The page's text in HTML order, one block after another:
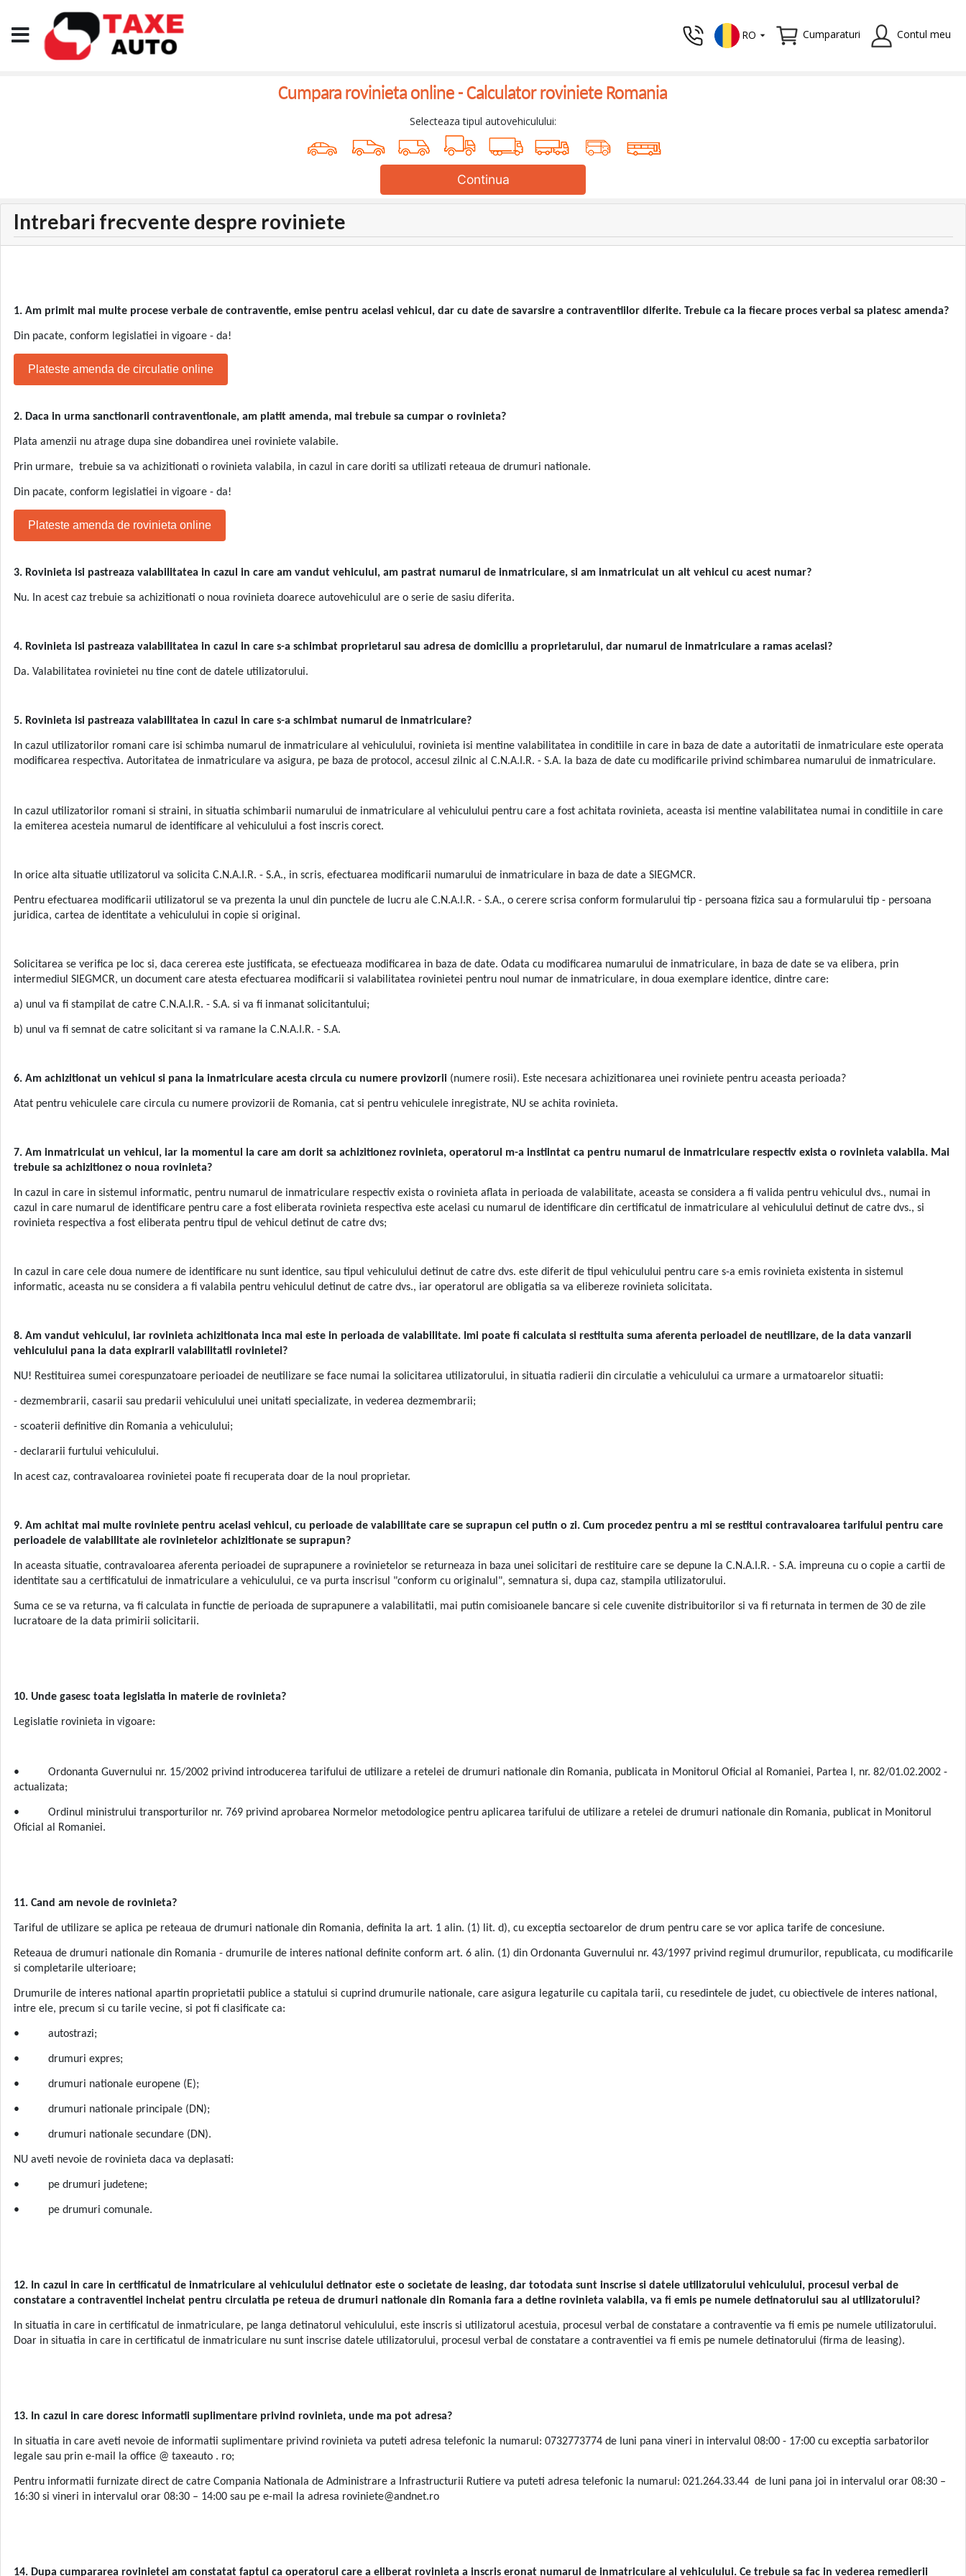
RO Cumparaturi Contul meu
Cumpara rovinieta online -Calculator roviniete Romania
Selecteaza tipul autovehiculului:
Continua
Intrebari frecvente despre roviniete
1. Am primit mai multe procese verbale de contraventie, emise pentru acelasi vehicul, dar cu date de savarsire a contraventiilor diferite. Trebuie ca la fiecare proces verbal sa platesc amenda?
Din pacate, conform legislatiei in vigoare - da!
Plateste amenda de circulatie online
2. Daca in urma sanctionarii contraventionale, am platit amenda, mai trebuie sa cumpar o rovinieta?
Plata amenzii nu atrage dupa sine dobandirea unei roviniete valabile.
Prin urmare, trebuie sa va achizitionati o rovinieta valabila, in cazul in care doriti sa utilizati reteaua de drumuri nationale.
Din pacate, conform legislatiei in vigoare - da!
Plateste amenda de rovinieta online
3. Rovinieta isi pastreaza valabilitatea in cazul in care am vandut vehiculul, am pastrat numarul de inmatriculare, si am inmatriculat un alt vehicul cu acest numar?
Nu. In acest caz trebuie sa achizitionati o noua rovinieta doarece autovehiculul are o serie de sasiu diferita.
4. Rovinieta isi pastreaza valabilitatea in cazul in care s-a schimbat proprietarul sau adresa de domiciliu a proprietarului, dar numarul de inmatriculare a ramas acelasi?
Da. Valabilitatea rovinietei nu tine cont de datele utilizatorului.
5. Rovinieta isi pastreaza valabilitatea in cazul in care s-a schimbat numarul de inmatriculare?
In cazul utilizatorilor romani care isi schimba numarul de inmatriculare al vehiculului, rovinieta isi mentine valabilitatea in conditiile in care in baza de date a autoritatii de inmatriculare este operata
modificarea respectiva. Autoritatea de inmatriculare va asigura, pe baza de protocol, accesul zilnic al C.N.A.I.R. - S.A. la baza de date cu modificarile privind schimbarea numarului de inmatriculare.
In cazul utilizatorilor romani si straini, in situatia schimbarii numarului de inmatriculare al vehiculului pentru care a fost achitata rovinieta, aceasta isi mentine valabilitatea numai in conditiile in care
la emiterea acesteia numarul de identificare al vehiculului a fost inscris corect.
In orice alta situatie utilizatorul va solicita C.N.A.I.R. - S.A., in scris, efectuarea modificarii numarului de inmatriculare in baza de date a SIEGMCR.
Pentru efectuarea modificarii utilizatorul se va prezenta la unul din punctele de lucru ale C.N.A.I.R. - S.A., o cerere scrisa conform formularului tip - persoana fizica sau a formularului tip - persoana
juridica, cartea de identitate a vehiculului in copie si original.
Solicitarea se verifica pe loc si, daca cererea este justificata, se efectueaza modificarea in baza de date. Odata cu modificarea numarului de inmatriculare, in baza de date se va elibera, prin
intermediul SIEGMCR, un document care atesta efectuarea modificarii si valabilitatea rovinietei pentru noul numar de inmatriculare, in doua exemplare identice, dintre care:
a) unul va fi stampilat de catre C.N.A.I.R. - S.A. si va fi inmanat solicitantului;
b) unul va fi semnat de catre solicitant si va ramane la C.N.A.I.R. - S.A.
6. Am achizitionat un vehicul si pana la inmatriculare acesta circula cu numere provizorii(numere rosii). Este necesara achizitionarea unei roviniete pentru aceasta perioada?
Atat pentru vehiculele care circula cu numere provizorii de Romania, cat si pentru vehiculele inregistrate, NU se achita rovinieta.
7. Am inmatriculat un vehicul, iar la momentul la care am dorit sa achizitionez rovinieta, operatorul m-a instiintat ca pentru numarul de inmatriculare respectiv exista o rovinieta valabila. Mai
trebuie sa achizitionez o noua rovinieta?
In cazul in care in sistemul informatic, pentru numarul de inmatriculare respectiv exista o rovinieta aflata in perioada de valabilitate, aceasta se considera a fi valida pentru vehiculul dvs., numai in
cazul in care numarul de identificare pentru care a fost eliberata rovinieta respectiva este acelasi cu numarul de identificare din certificatul de inmatriculare al vehiculului detinut de catre dvs., si
rovinieta respectiva a fost eliberata pentru tipul de vehicul detinut de catre dvs;
In cazul in care cele doua numere de identificare nu sunt identice, sau tipul vehiculului detinut de catre dvs. este diferit de tipul vehiculului pentru care s-a emis rovinieta existenta in sistemul
informatic, aceasta nu se considera a fi valabila pentru vehiculul detinut de catre dvs., iar operatorul are obligatia sa va elibereze rovinieta solicitata.
8. Am vandut vehiculul, iar rovinieta achizitionata inca mai este in perioada de valabilitate. Imi poate fi calculata si restituita suma aferenta perioadei de neutilizare, de la data vanzarii
vehiculului pana la data expirarii valabilitatii rovinietei?
NU! Restituirea sumei corespunzatoare perioadei de neutilizare se face numai la solicitarea utilizatorului, in situatia radierii din circulatie a vehiculului ca urmare a urmatoarelor situatii:
- dezmembrarii, casarii sau predarii vehiculului unei unitati specializate, in vederea dezmembrarii;
- scoaterii definitive din Romania a vehiculului;
- declararii furtului vehiculului.
In acest caz, contravaloarea rovinietei poate fi recuperata doar de la noul proprietar.
9. Am achitat mai multe roviniete pentru acelasi vehicul, cu perioade de valabilitate care se suprapun cel putin o zi. Cum procedez pentru a mi se restitui contravaloarea tarifului pentru care
perioadele de valabilitate ale rovinietelor achizitionate se suprapun?
In aceasta situatie, contravaloarea aferenta perioadei de suprapunere a rovinietelor se returneaza in baza unei solicitari de restituire care se depune la C.N.A.I.R. - S.A. impreuna cu o copie a cartii de
identitate sau a certificatului de inmatriculare a vehiculului, ce va purta inscrisul "conform cu originalul", semnatura si, dupa caz, stampila utilizatorului.
Suma ce se va returna, va fi calculata in functie de perioada de suprapunere a valabilitatii, mai putin comisioanele bancare si cele cuvenite distribuitorilor si va fi returnata in termen de 30 de zile
lucratoare de la data primirii solicitarii.
10. Unde gasesc toata legislatia in materie de rovinieta?
Legislatie rovinieta in vigoare:
• Ordonanta Guvernului nr. 15/2002 privind introducerea tarifului de utilizare a retelei de drumuri nationale din Romania, publicata in Monitorul Oficial al Romaniei, Partea I, nr. 82/01.02.2002 -
actualizata;
• Ordinul ministrului transporturilor nr. 769 privind aprobarea Normelor metodologice pentru aplicarea tarifului de utilizare a retelei de drumuri nationale din Romania, publicat in Monitorul
Oficial al Romaniei.
11. Cand am nevoie de rovinieta?
Tariful de utilizare se aplica pe reteaua de drumuri nationale din Romania, definita la art. 1 alin. (1) lit. d), cu exceptia sectoarelor de drum pentru care se vor aplica tarife de concesiune.
Reteaua de drumuri nationale din Romania - drumurile de interes national definite conform art. 6 alin. (1) din Ordonanta Guvernului nr. 43/1997 privind regimul drumurilor, republicata, cu modificarile
si completarile ulterioare;
Drumurile de interes national apartin proprietatii publice a statului si cuprind drumurile nationale, care asigura legaturile cu capitala tarii, cu resedintele de judet, cu obiectivele de interes national,
intre ele, precum si cu tarile vecine, si pot fi clasificate ca:
• autostrazi;
• drumuri expres;
• drumuri nationale europene (E);
• drumuri nationale principale (DN);
• drumuri nationale secundare (DN).
NU aveti nevoie de rovinieta daca va deplasati:
• pe drumuri judetene;
• pe drumuri comunale.
12. In cazul in care in certificatul de inmatriculare al vehiculului detinator este o societate de leasing, dar totodata sunt inscrise si datele utilizatorului vehiculului, procesul verbal de
constatare a contraventiei incheiat pentru circulatia pe reteua de drumuri nationale din Romania fara a detine rovinieta valabila, va fi emis pe numele detinatorului sau al utilizatorului?
In situatia in care in certificatul de inmatriculare, pe langa detinatorul vehiculului, este inscris si utilizatorul acestuia, procesul verbal de constatare a contraventie va fi emis pe numele utilizatorului.
Doar in situatia in care in certificatul de inmatriculare nu sunt inscrise datele utilizatorului, procesul verbal de constatare a contraventiei va fi emis pe numele detinatorului (firma de leasing).
13. In cazul in care doresc informatii suplimentare privind rovinieta, unde ma pot adresa?
In situatia in care aveti nevoie de informatii suplimentare privind rovinieta va puteti adresa telefonic la numarul: 0732773774 de luni pana vineri in intervalul 08:00 - 17:00 cu exceptia sarbatorilor
legale sau prin e-mail la office @ taxeauto . ro;
Pentru informatii furnizate direct de catre Compania Nationala de Administrare a Infrastructurii Rutiere va puteti adresa telefonic la numarul: 021.264.33.44 de luni pana joi in intervalul orar 08:30 –
16:30 si vineri in intervalul orar 08:30 – 14:00 sau pe e-mail la adresa roviniete@andnet.ro
14. Dupa cumpararea rovinietei am constatat faptul ca operatorul care a eliberat rovinieta a inscris eronat numarul de inmatriculare al vehiculului. Ce trebuie sa fac in vederea remedierii